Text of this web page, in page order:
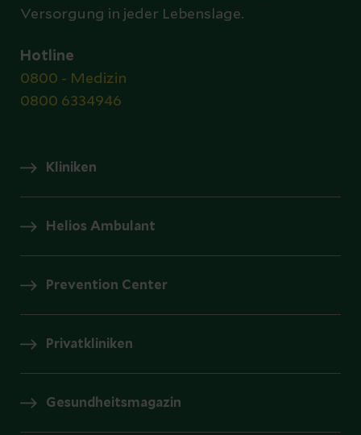
Versorgung in jeder Lebenslage.
Hotline
0800 - Medizin
0800 6334946
Kliniken
Helios Ambulant
Prevention Center
Privatkliniken
Gesundheitsmagazin